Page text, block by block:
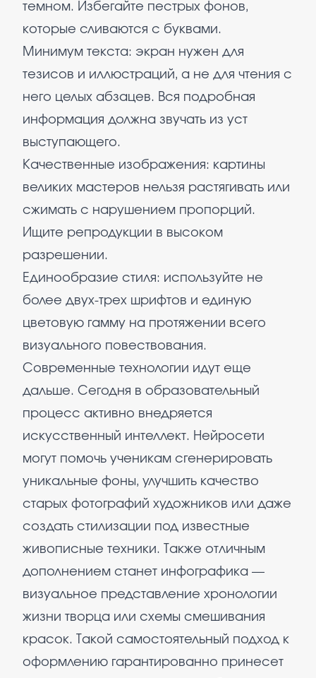
темном. Избегайте пестрых фонов,
которые сливаются с буквами.
Минимум текста: экран нужен для
тезисов и иллюстраций, а не для чтения с
него целых абзацев. Вся подробная
информация должна звучать из уст
выступающего.
Качественные изображения: картины
великих мастеров нельзя растягивать или
сжимать с нарушением пропорций.
Ищите репродукции в высоком
разрешении.
Единообразие стиля: используйте не
более двух-трех шрифтов и единую
цветовую гамму на протяжении всего
визуального повествования.
Современные технологии идут еще
дальше. Сегодня в образовательный
процесс активно внедряется
искусственный интеллект. Нейросети
могут помочь ученикам сгенерировать
уникальные фоны, улучшить качество
старых фотографий художников или даже
создать стилизации под известные
живописные техники. Также отличным
дополнением станет инфографика —
визуальное представление хронологии
жизни творца или схемы смешивания
красок. Такой самостоятельный подход к
оформлению гарантированно принесет